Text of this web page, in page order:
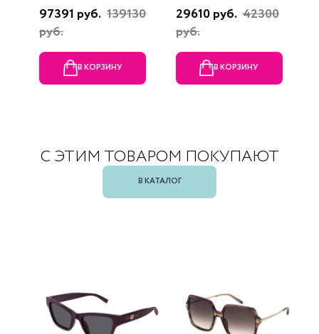
97391 руб. 139130
руб.
В КОРЗИНУ
29610 руб. 42300
руб.
В КОРЗИНУ
С ЭТИМ ТОВАРОМ ПОКУПАЮТ
В КАТАЛОГ